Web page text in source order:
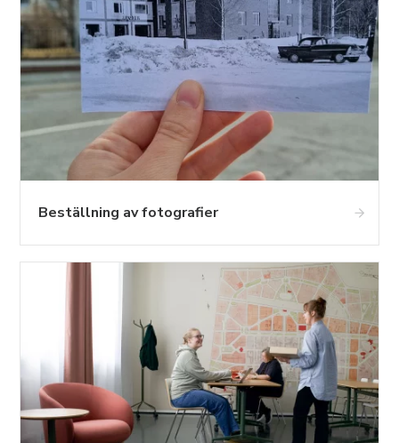
Beställning av fotografier